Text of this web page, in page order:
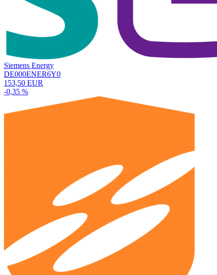
Siemens Energy
DE000ENER6Y0
153,50 EUR
-0,35 %